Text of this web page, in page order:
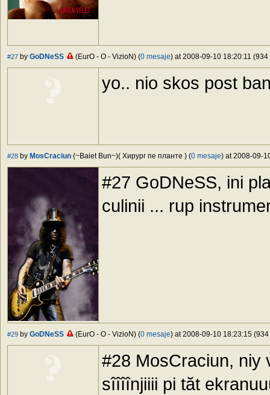
#27 by GoDNeSS (EurO - O - VizioN) (0 mesaje) at 2008-09-10 18:20:11
yo.. nio skos post
#28 by MosCraciun (~Baiet Bun~)( Хирург пе планте ) (0 mesaje) at 2008-09-
#27 GoDNeSS, ini
culinii ... rup
#29 by GoDNeSS (EurO - O - VizioN) (0 mesaje) at 2008-09-10 18:23:15
#28 MosCraciun, niy
sîîîînjiiii pi tăt